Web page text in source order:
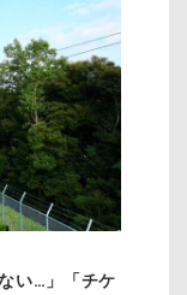
い…」「チケ